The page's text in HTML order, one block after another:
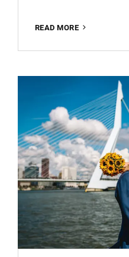
READ MORE
KUNST
VOEDSEL
VOLG
EEN
CURSUS!